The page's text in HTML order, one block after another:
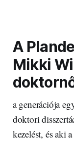
A
Mikki
a generációja
doktori
kezelést, és aki